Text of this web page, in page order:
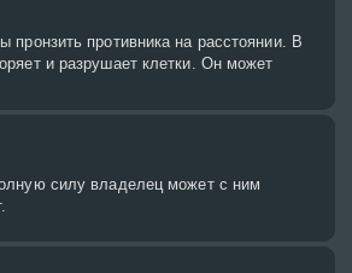
пронзить противника на расстоянии. В
и разрушает клетки. Он может
силу владелец может с ним